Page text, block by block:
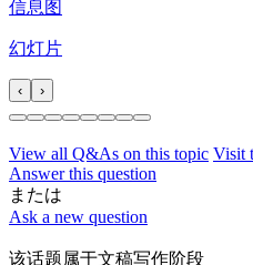
信息图
幻灯片
‹ ›
View all Q&As on this topic Visit
Answer this question
または
Ask a new question
该话题属于文稿写作阶段